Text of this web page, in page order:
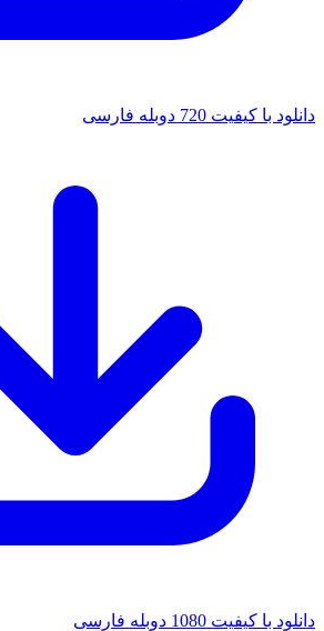
دانلود با کیفیت 720 دوبله فارسی
دانلود با کیفیت 1080 دوبله فارسی